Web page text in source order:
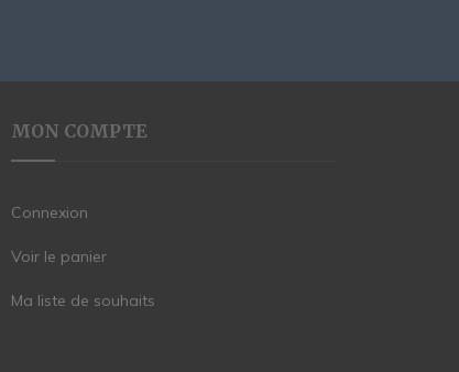
MON COMPTE
Connexion
Voir le panier
Ma liste de souhaits